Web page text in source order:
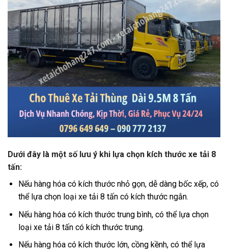
Dưới đây là một số lưu ý khi lựa chọn kích thước xe tải 8
tấn:
Nếu hàng hóa có kích thước nhỏ gọn, dễ dàng bốc xếp, có
thể lựa chọn loại xe tải 8 tấn có kích thước ngắn.
Nếu hàng hóa có kích thước trung bình, có thể lựa chọn
loại xe tải 8 tấn có kích thước trung.
Nếu hàng hóa có kích thước lớn, cồng kềnh, có thể lựa